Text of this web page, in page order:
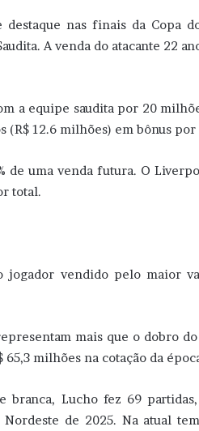
nas finais da Copa
A venda do atacante 22
a equipe saudita por 20
(R$ 12.6 milhões) em bônus
de uma venda futura. O
total.
jogador vendido pelo maior
mais que o dobro
milhões na cotação da
branca, Lucho fez 69
Nordeste de 2025. Na atual